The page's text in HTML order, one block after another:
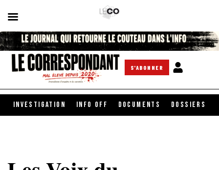
S'ABONNER
INVESTIGATION INFO OFF DOCUMENTS DOSSIERS